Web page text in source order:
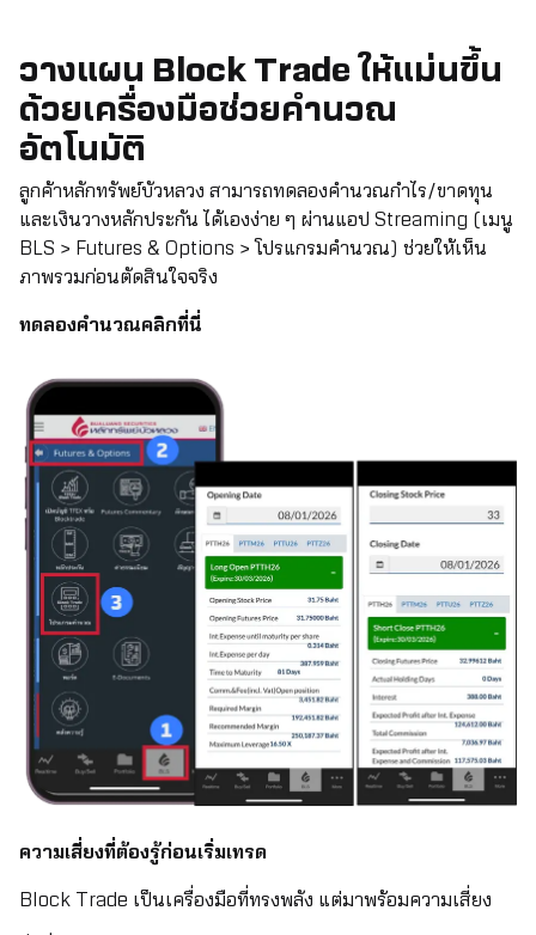
วางแผน Block Trade ให้แม่นขึ้น
ด้วยเครื่องมือช่วยคำนวณ
อัตโนมัติ
ลูกค้าหลักทรัพย์บัวหลวง สามารถทดลองคำนวณกำไร/ขาดทุน
และเงินวางหลักประกัน ได้เองง่าย ๆ ผ่านแอป Streaming (เมนู
BLS > Futures & Options > โปรแกรมคำนวณ) ช่วยให้เห็น
ภาพรวมก่อนตัดสินใจจริง
ทดลองคำนวณคลิกที่นี่
ความเสี่ยงที่ต้องรู้ก่อนเริ่มเทรด
Block Trade เป็นเครื่องมือที่ทรงพลัง แต่มาพร้อมความเสี่ยง